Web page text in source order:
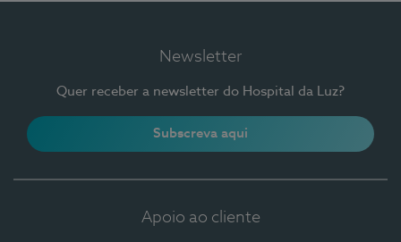
Newsletter
Quer receber a newsletter do Hospital da Luz?
Subscreva aqui
Apoio ao cliente